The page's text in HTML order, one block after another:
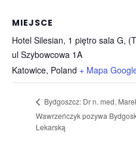
MIEJSCE
Hotel Silesian, 1 piętro sala G,
ul Szybowcowa 1A
Katowice, Poland + Mapa
Bydgoszcz: Dr n. med.
Wawrzeńczyk pozywa
Lekarską